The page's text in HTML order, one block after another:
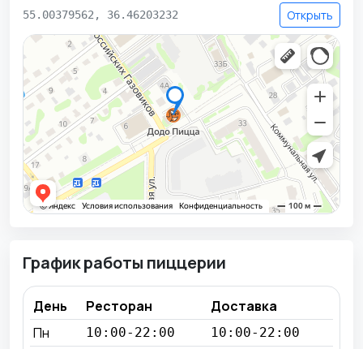
55.00379562, 36.46203232 Открыть
График работы пиццерии
День Ресторан
Доставка
Пн
10:00-22:00 10:00-22:00